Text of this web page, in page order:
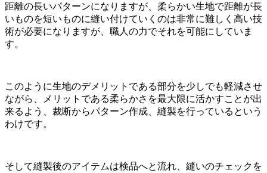
距離の長いパターンになりますが、柔らかい生地で距離が長
いものを短いものに縫い付けていくのは非常に難しく高い技
術が必要になりますが、職人の力でそれを可能にしていま
す。
このように生地のデメリットである部分を少しでも軽減させ
ながら、メリットである柔らかさを最大限に活かすことが出
来るよう、裁断からパターン作成、縫製を行っているという
わけです。
そして縫製後のアイテムは検品へと流れ、縫いのチェックを